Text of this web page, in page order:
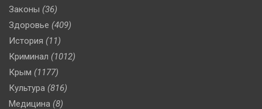
Законы (36)
Здоровье (409)
История (11)
Криминал (1012)
Крым (1177)
Культура (816)
Медицина (8)